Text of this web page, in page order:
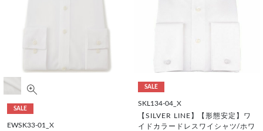
SALE
EWSK33-01_X
SALE
SKL134-04_X
【SILVER LINE】【形態安定】ワ
イドカラードレスワイシャツ/ホワ